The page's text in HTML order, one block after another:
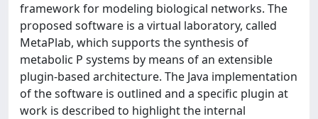
framework for modeling biological networks. The
proposed software is a virtual laboratory, called
MetaPlab, which supports the synthesis of
metabolic P systems by means of an extensible
plugin-based architecture. The Java implementation
of the software is outlined and a specific plugin at
work is described to highlight the internal